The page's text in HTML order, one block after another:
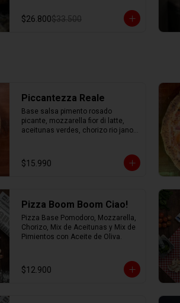
$26.800$33.500
Piccantezza Reale
Base salsa pimento rosado
picante, mozzarella fior di latte,
aceitunas verdes, chorizo rio jano,
$15.990
Pizza Boom Boom Ciao!
Pizza Base Pomodoro, Mozzarella,
Chorizo, Mix de Aceitunas y Mix de
Pimientos con Aceite de Oliva.
$12.900